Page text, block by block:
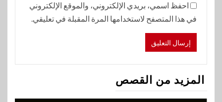
احفظ اسمي، بريدي الإلكتروني، والموقع الإلكتروني
في هذا المتصفح لاستخدامها المرة المقبلة في تعليقي.
المزيد من القصص